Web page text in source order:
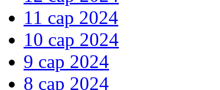
11 сар 2024
10 сар 2024
9 сар 2024
8 сар 2024